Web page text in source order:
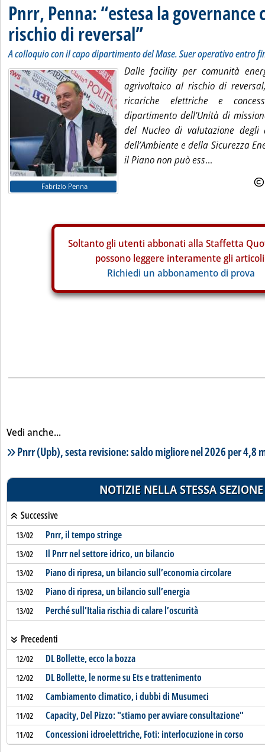
Pnrr, Penna: “estesa la
rischio di reversal”
A colloquio con il capo dipartimento del Mase. Suer operativo entro
Fabrizio Penna
Dalle facility per comunità
agrivoltaico al rischio di
ricariche elettriche e
dipartimento dell’Unità di
del Nucleo di valutazione
dell’Ambiente e della Sicurezza
il Piano non può ess...
Soltanto gli utenti abbonati alla Staffetta
possono leggere interamente gli
Richiedi un abbonamento di prova
Vedi anche...
Lista notizie correlate
Pnrr (Upb), sesta revisione: saldo migliore nel 2026 per 4,8
NOTIZIE NELLA STESSA SEZIONE
Successive
13/02 Pnrr, il tempo stringe
13/02 Il Pnrr nel settore idrico, un bilancio
13/02 Piano di ripresa, un bilancio sull’economia circolare
13/02 Piano di ripresa, un bilancio sull’energia
13/02 Perché sull’Italia rischia di calare l’oscurità
Precedenti
12/02 DL Bollette, ecco la bozza
12/02 DL Bollette, le norme su Ets e trattenimento
11/02 Cambiamento climatico, i dubbi di Musumeci
11/02 Capacity, Del Pizzo: "stiamo per avviare consultazione"
11/02 Concessioni idroelettriche, Foti: interlocuzione in corso